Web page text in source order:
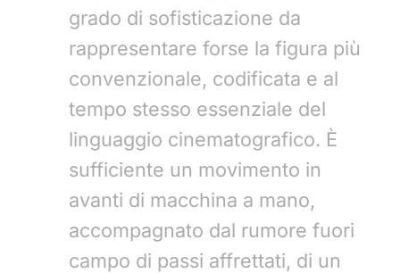
grado di sofisticazione da
rappresentare forse la figura più
convenzionale, codificata e al
tempo stesso essenziale del
linguaggio cinematografico. È
sufficiente un movimento in
avanti di macchina a mano,
accompagnato dal rumore fuori
campo di passi affrettati, di un